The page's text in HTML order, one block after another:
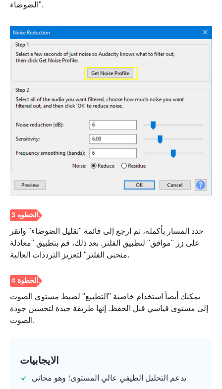
الضوضاء".
حدد المسار بأكمله، ثم ارجع إلى قائمة "تقليل الضوضاء" وانقر
على زر "موافق" لتطبيق الفلتر. بعد ذلك، قم بتطبيق "معادلة
منحنى الفلتر" لتعزيز الترددات العالية.
يمكنك أيضاً استخدام خاصية "التطبيع" لضبط مستوى الصوت
إلى مستوى قياسي قبل الحفظ. إنها طريقة جيدة لتحسين جودة
الصوت.
الايجابيات
يدعم التحليل الطيفي عالي المستوى؛ وهو مجاني